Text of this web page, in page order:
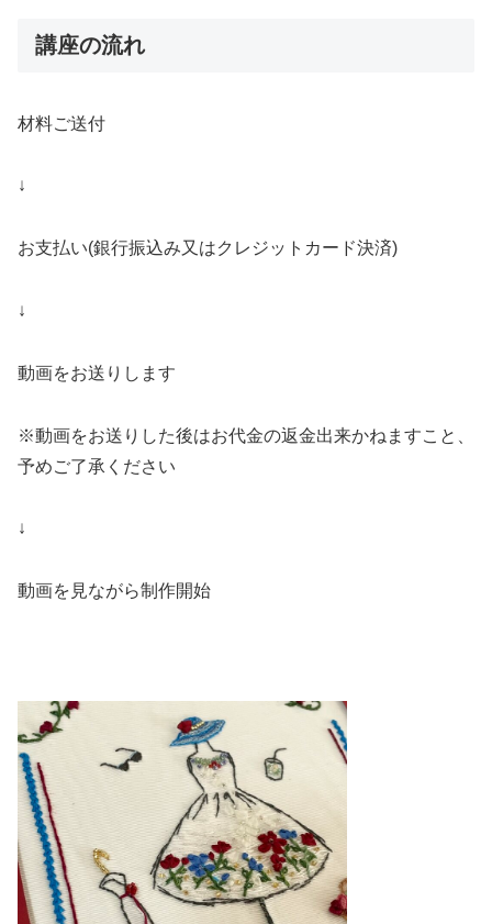
講座の流れ
材料ご送付
↓
お支払い(銀行振込み又はクレジットカード決済)
↓
動画をお送りします
※動画をお送りした後はお代金の返金出来かねますこと、
予めご了承ください
↓
動画を見ながら制作開始